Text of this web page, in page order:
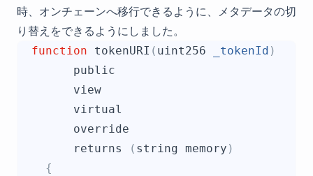
時、オンチェーンへ移行できるように、メタデータの切
り替えをできるようにしました。
function tokenURI ( uint256 _tokenId )
public
view
virtual
override
returns
( string memory )
{